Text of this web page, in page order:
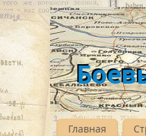
Главная